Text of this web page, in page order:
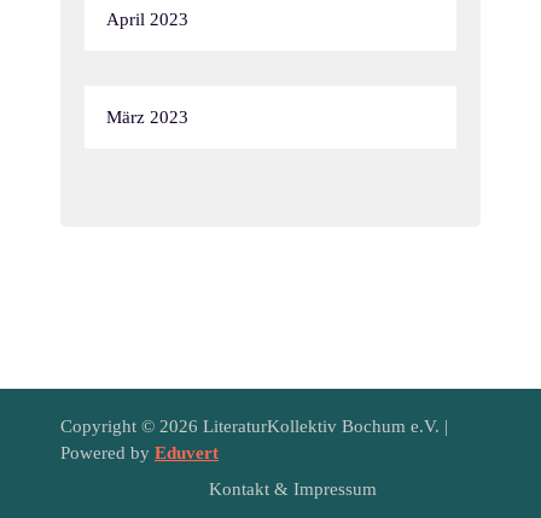
April 2023
März 2023
Copyright © 2026 LiteraturKollektiv Bochum e.V. |
Powered by Eduvert
Kontakt & Impressum